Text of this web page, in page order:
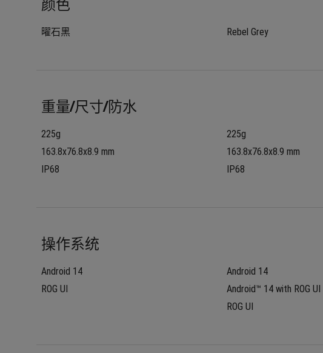
颜色
曜石黑 Rebel Grey
重量/尺寸/防水
225g
163.8x76.8x8.9 mm
IP68
225g
163.8x76.8x8.9 mm
IP68
操作系统
Android 14
ROG UI
Android 14
Android™ 14 with ROG UI
ROG UI